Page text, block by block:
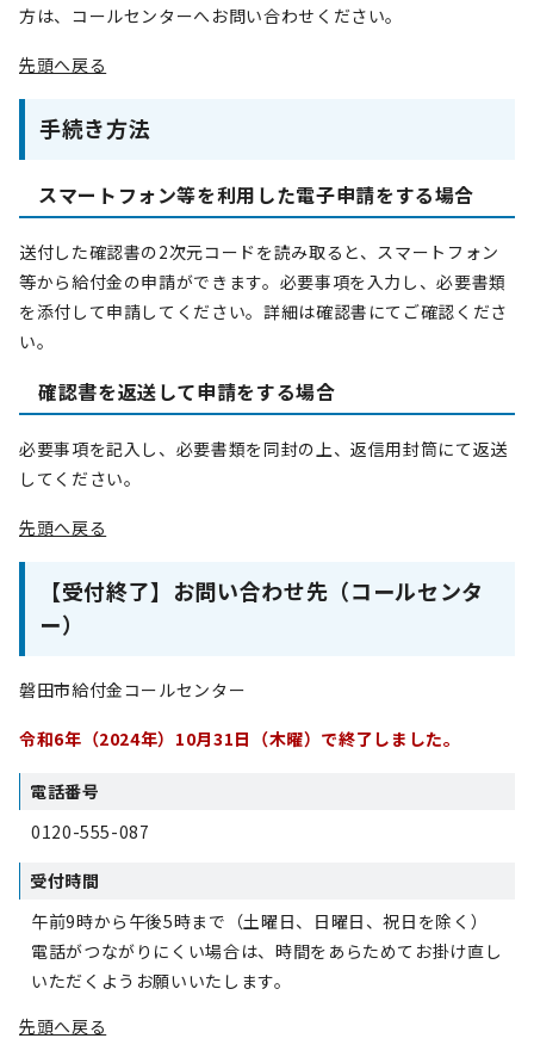
方は、コールセンターへお問い合わせください。
先頭へ戻る
手続き方法
スマートフォン等を利用した電子申請をする場合
送付した確認書の2次元コードを読み取ると、スマートフォン
等から給付金の申請ができます。必要事項を入力し、必要書類
を添付して申請してください。詳細は確認書にてご確認くださ
い。
確認書を返送して申請をする場合
必要事項を記入し、必要書類を同封の上、返信用封筒にて返送
してください。
先頭へ戻る
【受付終了】お問い合わせ先（コールセンタ
ー）
磐田市給付金コールセンター
令和6年（2024年）10月31日（木曜）で終了しました。
電話番号
0120-555-087
受付時間
午前9時から午後5時まで（土曜日、日曜日、祝日を除く）
電話がつながりにくい場合は、時間をあらためてお掛け直し
いただくようお願いいたします。
先頭へ戻る